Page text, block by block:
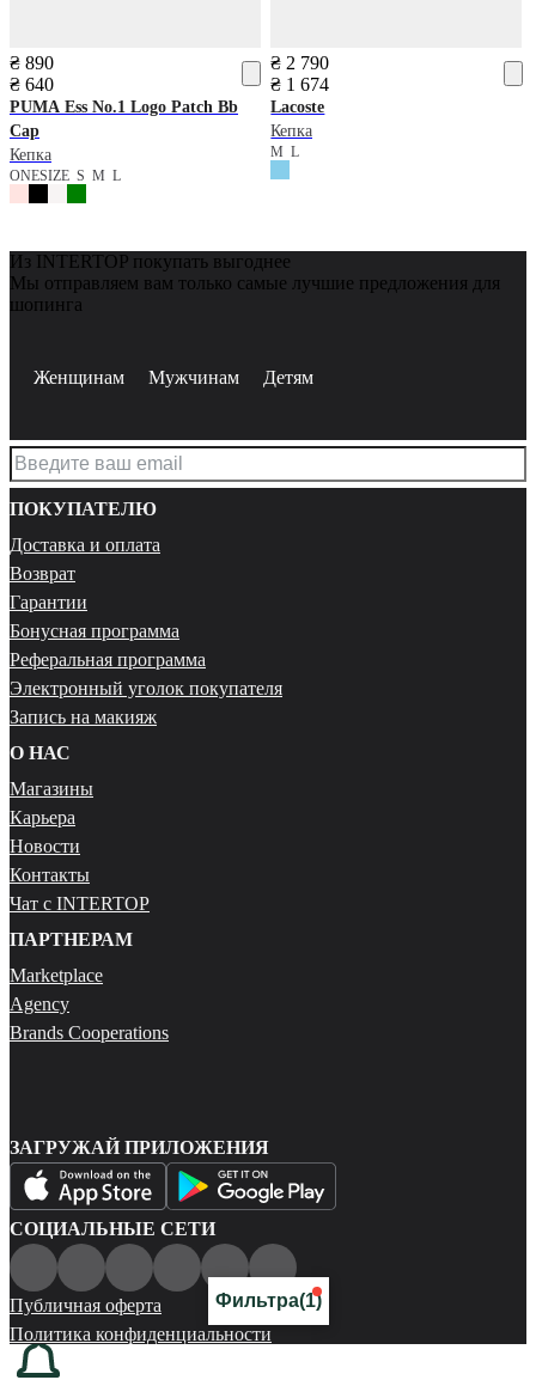
₴ 890
₴ 640
PUMA Ess No.1 Logo Patch Bb
Cap
Кепка
ONESIZE S M L
₴ 2 790
₴ 1 674
Lacoste
Кепка
ML
Фильтра(1)
Из INTERTOP покупать выгоднее
Мы отправляем вам только самые лучшие предложения для
шопинга
Женщинам Мужчинам Детям
ПОКУПАТЕЛЮ
Доставка и оплата
Возврат
Гарантии
Бонусная программа
Реферальная программа
Электронный уголок покупателя
Запись на макияж
О НАС
Магазины
Карьера
Новости
Контакты
Чат с INTERTOP
ПАРТНЕРАМ
Marketplace
Agency
Brands Cooperations
ЗАГРУЖАЙ ПРИЛОЖЕНИЯ
СОЦИАЛЬНЫЕ СЕТИ
Публичная оферта
Политика конфиденциальности
Карта сайта